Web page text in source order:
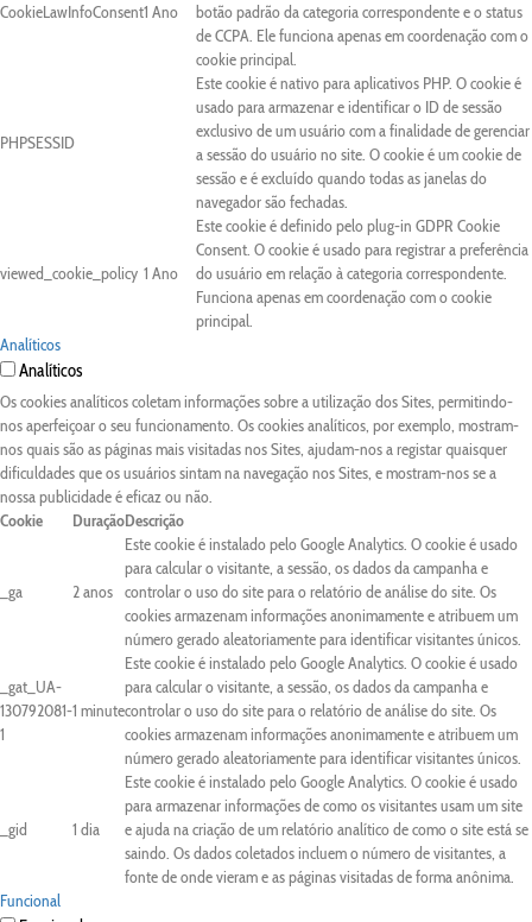
CookieLawInfoConsent1 Ano
botão padrão da categoria correspondente e o status
de CCPA. Ele funciona apenas em coordenação com o
cookie principal.
PHPSESSID
Este cookie é nativo para aplicativos PHP. O cookie é
usado para armazenar e identificar o ID de sessão
exclusivo de um usuário com a finalidade de gerenciar
a sessão do usuário no site. O cookie é um cookie de
sessão e é excluído quando todas as janelas do
navegador são fechadas.
viewed_cookie_policy 1 Ano
Este cookie é definido pelo plug-in GDPR Cookie
Consent. O cookie é usado para registrar a preferência
do usuário em relação à categoria correspondente.
Funciona apenas em coordenação com o cookie
principal.
Analíticos
Analíticos
Os cookies analíticos coletam informações sobre a utilização dos Sites, permitindo-
nos aperfeiçoar o seu funcionamento. Os cookies analíticos, por exemplo, mostram-
nos quais são as páginas mais visitadas nos Sites, ajudam-nos a registar quaisquer
dificuldades que os usuários sintam na navegação nos Sites, e mostram-nos se a
nossa publicidade é eficaz ou não.
Cookie
DuraçãoDescrição
_ga 2 anos
Este cookie é instalado pelo Google Analytics. O cookie é usado
para calcular o visitante, a sessão, os dados da campanha e
controlar o uso do site para o relatório de análise do site. Os
cookies armazenam informações anonimamente e atribuem um
número gerado aleatoriamente para identificar visitantes únicos.
_gat_UA-
130792081-
1
1 minute
Este cookie é instalado pelo Google Analytics. O cookie é usado
para calcular o visitante, a sessão, os dados da campanha e
controlar o uso do site para o relatório de análise do site. Os
cookies armazenam informações anonimamente e atribuem um
número gerado aleatoriamente para identificar visitantes únicos.
_gid 1 dia
Este cookie é instalado pelo Google Analytics. O cookie é usado
para armazenar informações de como os visitantes usam um site
e ajuda na criação de um relatório analítico de como o site está se
saindo. Os dados coletados incluem o número de visitantes, a
fonte de onde vieram e as páginas visitadas de forma anônima.
Funcional